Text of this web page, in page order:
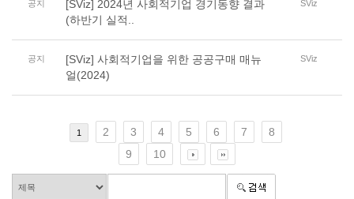
공지
[SViz] 2024년 사회적기업 경기동향 결과
(하반기 실적..
SViz
공지
[SViz] 사회적기업을 위한 공공구매 매뉴
얼(2024)
SViz
1 2 3 4 5 6 7
8
9
10